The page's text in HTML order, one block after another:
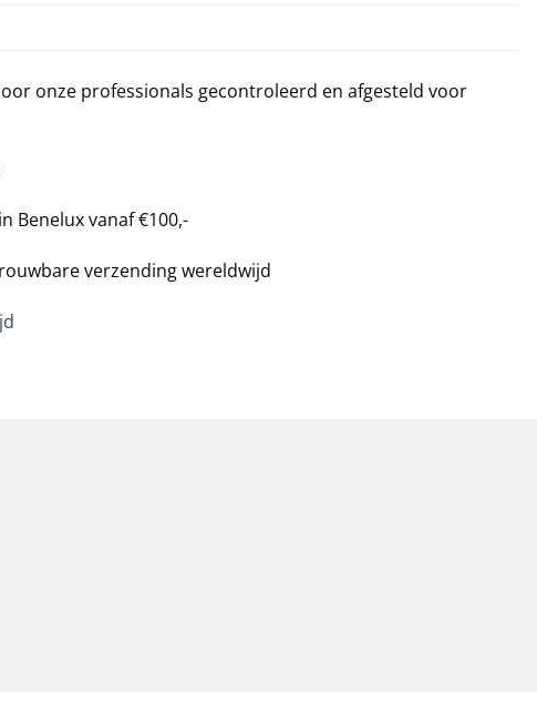
onze professionals gecontroleerd en afgesteld voor
Benelux vanaf €100,-
verzending wereldwijd